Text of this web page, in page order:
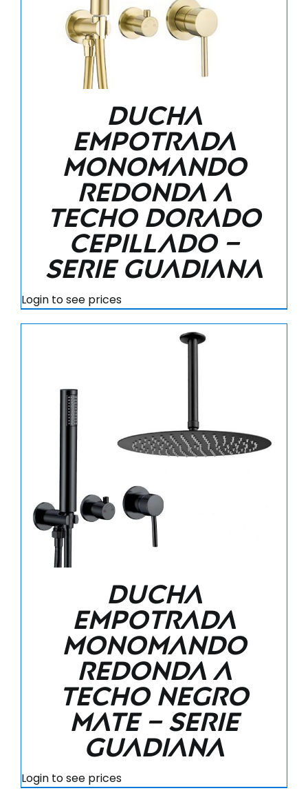
Ducha
empotrada
monomando
redonda a
techo dorado
cepillado –
Serie Guadiana
Login to see prices
Ducha
empotrada
monomando
redonda a
techo negro
mate – Serie
Guadiana
Login to see prices